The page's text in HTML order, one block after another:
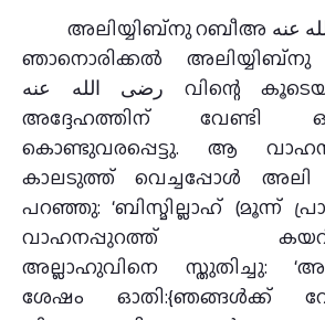
അലിയ്യിബ്‌നു റബീഅ رضى الله عنه പറയുന്നു:
ഞാനൊരിക്കല്‍ അലിയ്യിബ്‌നു
رضى الله عنه വിന്റെ കൂടെയായിരിക്കുമ്പോള്‍
അദ്ദേഹത്തിന് വേണ്ടി
കൊണ്ടുവരപ്പെട്ടു. ആ
കാലടുത്ത് വെച്ചപ്പോള്‍ അലി رضى الله عنه
പറഞ്ഞു: ‘ബിസ്മില്ലാഹ് (മൂന്ന്
വാഹനപ്പുറത്ത്
അല്ലാഹുവിനെ സ്തുതിച്ചു:
ശേഷം ഓതി:{ഞങ്ങള്‍ക്ക്